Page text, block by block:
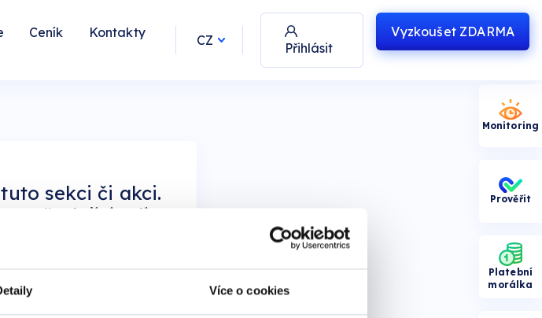
Více o cookies
Ceník
Kontakty
CZ Přihlásit
Vyzkoušet ZDARMA
Monitoring
Prověřit
Platební
morálka
sekci či akci.
s požadující rolí